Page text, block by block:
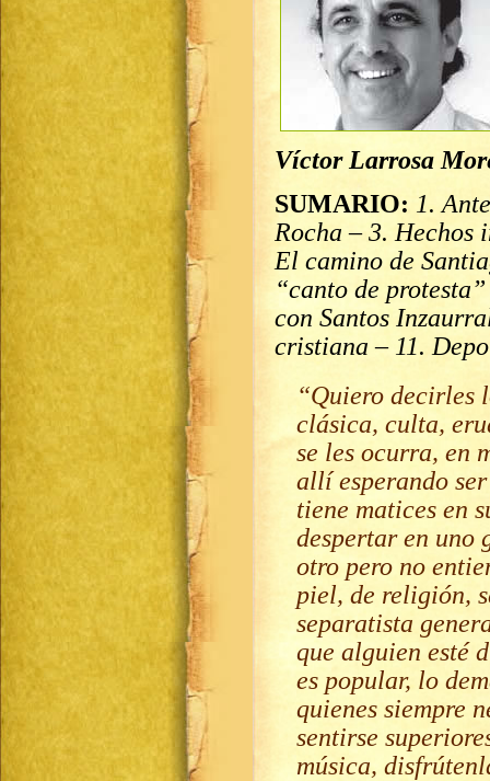
Víctor Larrosa
SUMARIO: 1.
Rocha – 3.
El camino de
“canto de
con Santos
cristiana – 11.
“Quiero decirles
clásica, culta,
se les ocurra, en
allí esperando
tiene matices en
despertar en uno
otro pero no
piel, de religión,
separatista
que alguien esté
es popular, lo
quienes siempre
sentirse
música,